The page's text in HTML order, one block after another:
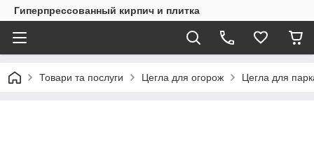
Гиперпрессованный кирпич и плитка
Товари та послуги Цегла для огорож Цегла для